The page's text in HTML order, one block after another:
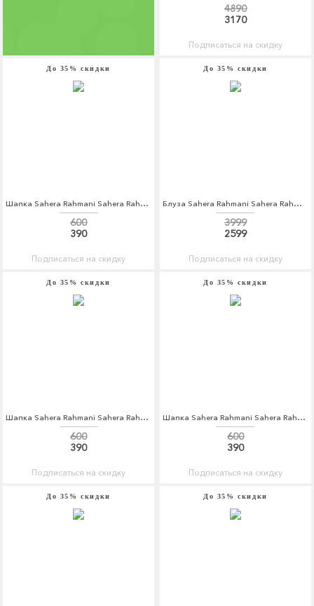
4890
3170
Подписаться на скидку
До 35% скидки
Шапка Sahera Rahmani Sahera Rahmani MP002XW1AV6R
600
390
Подписаться на скидку
До 35% скидки
Блуза Sahera Rahmani Sahera Rahmani MP002XW13NEN
3999
2599
Подписаться на скидку
До 35% скидки
Шапка Sahera Rahmani Sahera Rahmani MP002XW1AV7T
600
390
Подписаться на скидку
До 35% скидки
Шапка Sahera Rahmani Sahera Rahmani MP002XW1AV8P
600
390
Подписаться на скидку
До 35% скидки До 35% скидки